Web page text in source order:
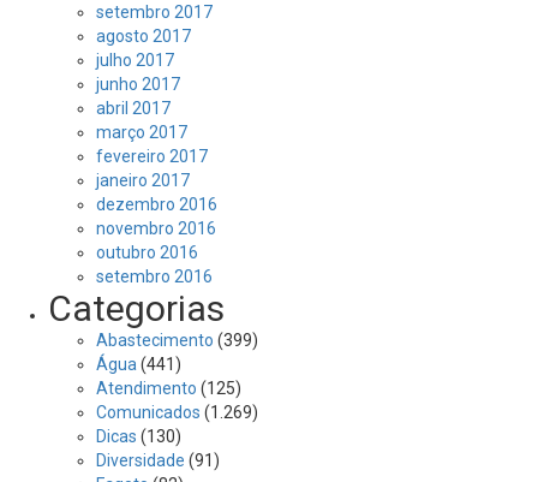
setembro 2017
agosto 2017
julho 2017
junho 2017
abril 2017
março 2017
fevereiro 2017
janeiro 2017
dezembro 2016
novembro 2016
outubro 2016
setembro 2016
Categorias
Abastecimento (399)
Água (441)
Atendimento (125)
Comunicados (1.269)
Dicas (130)
Diversidade (91)